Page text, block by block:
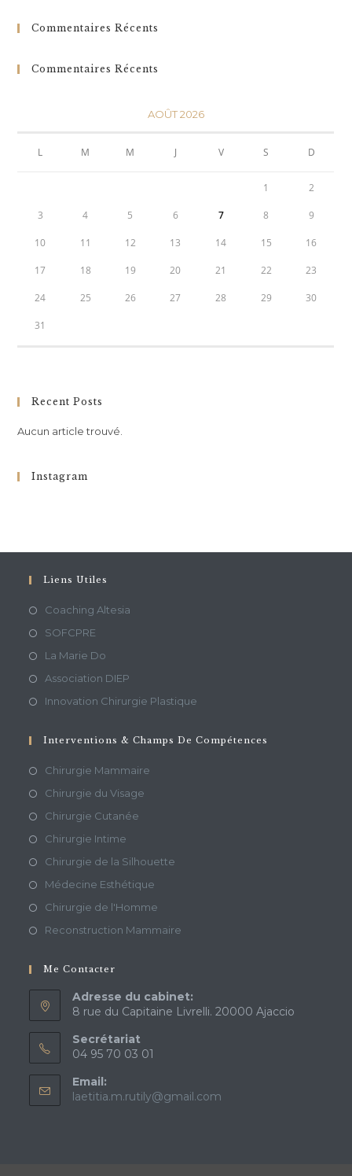
Commentaires Récents
Commentaires Récents
AOÛT 2026
L M M J V S D
1 2
3 4 5 6 7 8 9
10 11 12 13 14 15 16
17 18 19 20 21 22 23
24 25 26 27 28 29 30
31
Recent Posts
Aucun article trouvé.
Instagram
Liens Utiles
Coaching Altesia
SOFCPRE
La Marie Do
Association DIEP
Innovation Chirurgie Plastique
Interventions & Champs De Compétences
Chirurgie Mammaire
Chirurgie du Visage
Chirurgie Cutanée
Chirurgie Intime
Chirurgie de la Silhouette
Médecine Esthétique
Chirurgie de l'Homme
Reconstruction Mammaire
Me Contacter
Adresse du cabinet:
8 rue du Capitaine Livrelli. 20000 Ajaccio
Secrétariat
04 95 70 03 01
Email:
laetitia.m.rutily@gmail.com